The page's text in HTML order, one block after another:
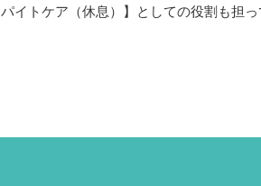
パイトケア（休息）】としての役割も担っ